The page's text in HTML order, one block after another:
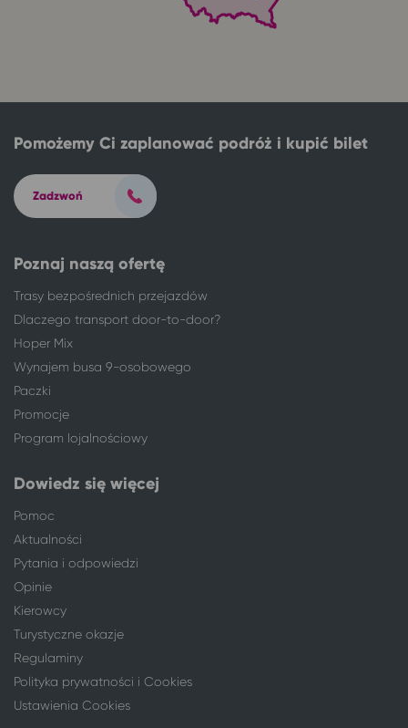
Poznaj naszą ofertę
Trasy bezpośrednich przejazdów
Dlaczego transport door-to-door?
Hoper Mix
Wynajem busa 9-osobowego
Paczki
Promocje
Program lojalnościowy
Dowiedz się więcej
Pomoc
Aktualności
Pytania i odpowiedzi
Opinie
Kierowcy
Turystyczne okazje
Regulaminy
Polityka prywatności i Cookies
Ustawienia Cookies
Pomożemy Ci zaplanować podróż i kupić bilet
Zadzwoń